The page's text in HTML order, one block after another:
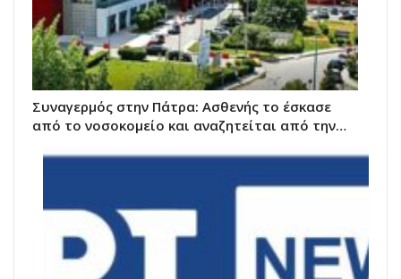
Συναγερμός στην Πάτρα: Ασθενής το έσκασε
από το νοσοκομείο και αναζητείται από την…